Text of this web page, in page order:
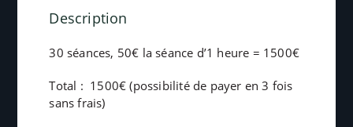
Description
30 séances, 50€ la séance d’1 heure = 1500€
Total : 1500€ (possibilité de payer en 3 fois
sans frais)